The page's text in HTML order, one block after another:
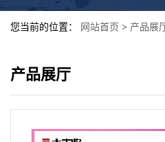
您当前的位置： 网站首页 > 产品展
产品展厅